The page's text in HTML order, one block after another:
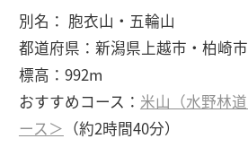
別名： 胞衣山・五輪山
都道府県：新潟県上越市・柏崎市
標高：992m
おすすめコース： 米山（水野林
ース＞ （約2時間40分）